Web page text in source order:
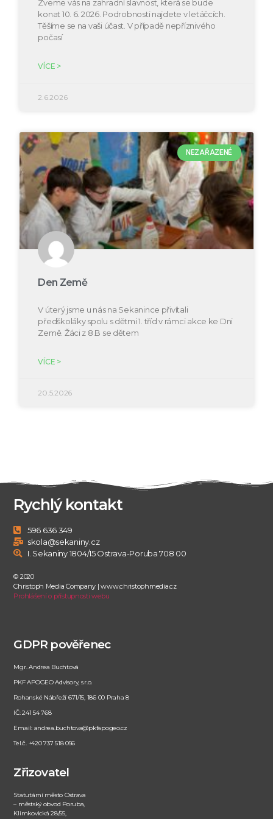
Zveme vás na zahradní slavnost, která se bude
konat 10. 6. 2026. Podrobnosti najdete v letáčcích.
Těšíme se na vaši účast. V případě nepříznivého
počasí
VÍCE >
2.6.2026
NEZAŘAZENÉ
Den Země
V úterý jsme u nás na Sekanince přivítali
předškoláky spolu s dětmi 1. tříd v rámci akce ke Dni
Země. Žáci z 8.B se dětem
VÍCE >
20.5.2026
Rychlý kontakt
596 636 349
skola@sekaniny.cz
I. Sekaniny 1804/15 Ostrava-Poruba 708 00
© 2020
Christoph Media Company | www.christophmedia.cz
Prohlášení o přístupnosti webu
GDPR pověřenec
Mgr. Andrea Buchtová
PKF APOGEO Advisory, s.r.o.
Rohanské Nábřeží 671/15, 186 00 Praha 8
IČ: 241 54 768
Email: andrea.buchtova@pkfapogeo.cz
Tel.č. +420 737 518 056
Zřizovatel
Statutární město Ostrava
– městský obvod Poruba,
Klimkovická 28/55,